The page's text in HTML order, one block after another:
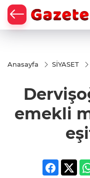
Anasayfa SİYASET
emekli